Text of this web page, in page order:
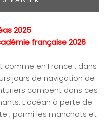
2025
française 2026
comme en France : dans
jours de navigation de
campent dans ces
L’océan à perte de
; parmi les manchots et